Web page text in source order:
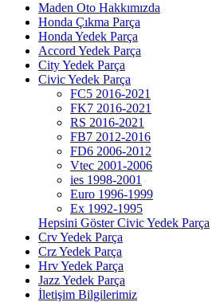
Maden Oto Hakkımızda
Honda Çıkma Parça
Honda Yedek Parça
Accord Yedek Parça
City Yedek Parça
Civic Yedek Parça
FC5 2016-2021
FK7 2016-2021
RS 2016-2021
FB7 2012-2016
FD6 2006-2012
Vtec 2001-2006
ies 1998-2001
Euro 1996-1999
Ex 1992-1995
Hepsini Göster Civic Yedek Parça
Crv Yedek Parça
Crz Yedek Parça
Hrv Yedek Parça
Jazz Yedek Parça
İletişim Bilgilerimiz